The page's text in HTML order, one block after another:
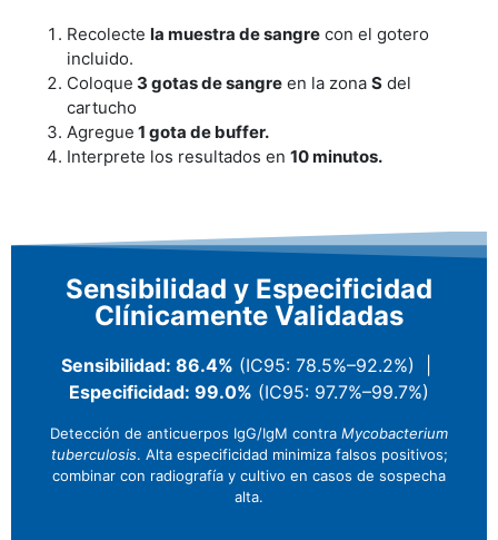
Recolecte la muestra de sangre con el gotero
incluido.
Coloque 3 gotas de sangre en la zona S del
cartucho
Agregue 1 gota de buffer.
Interprete los resultados en 10 minutos.
Sensibilidad y Especificidad
Clínicamente Validadas
Sensibilidad: 86.4% (IC95: 78.5%–92.2%) |
Especificidad: 99.0% (IC95: 97.7%–99.7%)
Detección de anticuerpos IgG/IgM contra Mycobacterium
tuberculosis. Alta especificidad minimiza falsos positivos;
combinar con radiografía y cultivo en casos de sospecha
alta.